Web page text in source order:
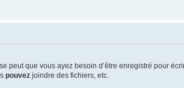
peut que vous ayez besoin d’être enregistré pour
pouvez joindre des fichiers, etc.